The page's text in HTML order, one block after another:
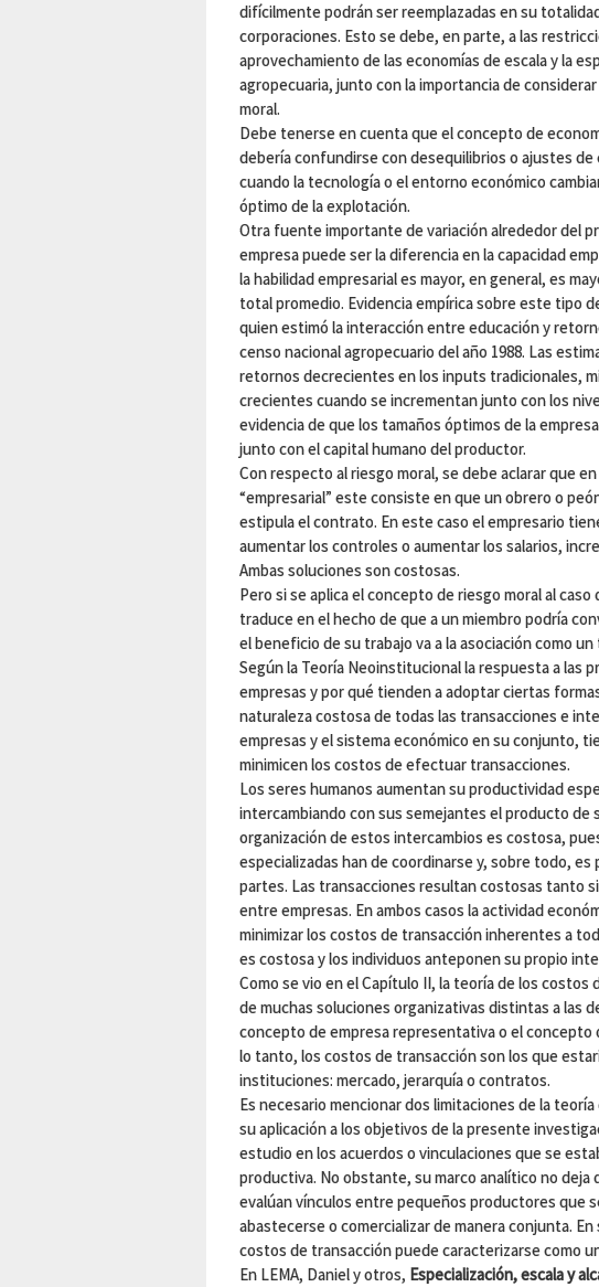
difícilmente podrán ser reemplazadas en su
corporaciones. Esto se debe, en parte, a las
aprovechamiento de las economías de escala y la
agropecuaria, junto con la importancia de
moral.
Debe tenerse en cuenta que el concepto de
debería confundirse con desequilibrios o ajustes
cuando la tecnología o el entorno económico
óptimo de la explotación.
Otra fuente importante de variación alrededor del
empresa puede ser la diferencia en la capacidad
la habilidad empresarial es mayor, en general, es
total promedio. Evidencia empírica sobre este tipo
quien estimó la interacción entre educación y
censo nacional agropecuario del año 1988. Las
retornos decrecientes en los inputs tradicionales,
crecientes cuando se incrementan junto con los
evidencia de que los tamaños óptimos de la
junto con el capital humano del productor.
Con respecto al riesgo moral, se debe aclarar que
“empresarial” este consiste en que un obrero o
estipula el contrato. En este caso el empresario
aumentar los controles o aumentar los salarios,
Ambas soluciones son costosas.
Pero si se aplica el concepto de riesgo moral al
traduce en el hecho de que a un miembro podría
el beneficio de su trabajo va a la asociación como
Según la Teoría Neoinstitucional la respuesta a las
empresas y por qué tienden a adoptar ciertas
naturaleza costosa de todas las transacciones e
empresas y el sistema económico en su conjunto,
minimicen los costos de efectuar transacciones.
Los seres humanos aumentan su productividad
intercambiando con sus semejantes el producto de
organización de estos intercambios es costosa,
especializadas han de coordinarse y, sobre todo,
partes. Las transacciones resultan costosas tanto
entre empresas. En ambos casos la actividad
minimizar los costos de transacción inherentes a
es costosa y los individuos anteponen su propio
Como se vio en el Capítulo II, la teoría de los
de muchas soluciones organizativas distintas a las
concepto de empresa representativa o el concepto
lo tanto, los costos de transacción son los que
instituciones: mercado, jerarquía o contratos.
Es necesario mencionar dos limitaciones de la
su aplicación a los objetivos de la presente
estudio en los acuerdos o vinculaciones que se
productiva. No obstante, su marco analítico no
evalúan vínculos entre pequeños productores que
abastecerse o comercializar de manera conjunta.
costos de transacción puede caracterizarse como
En LEMA, Daniel y otros, Especialización, escala y